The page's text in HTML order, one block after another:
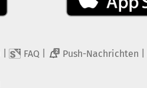
FAQ 2 Push-Nachrichten